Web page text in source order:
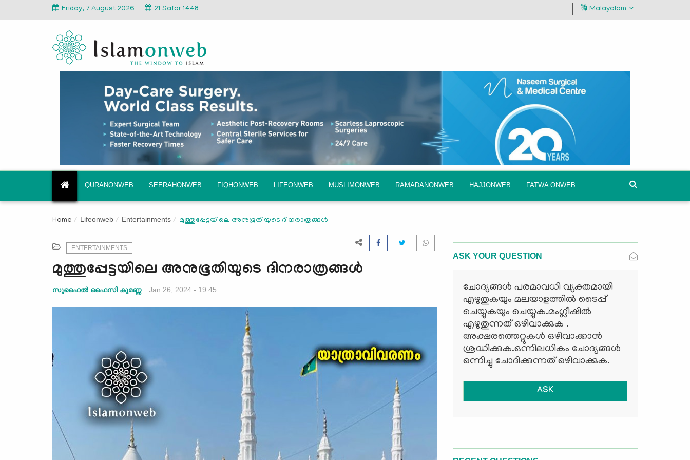
Friday, 7 August 2026 21 Safar 1448 Malayalam
QURANONWEB SEERAHONWEB FIQHONWEB LIFEONWEB MUSLIMONWEB RAMADANONWEB HAJJONWEB FATWA ONWEB
Home Lifeonweb Entertainments മുത്തുപ്പേട്ടയിലെ അനുഭൂതിയുടെ ദിനരാത്രങ്ങള്‍
ENTERTAINMENTS
മുത്തുപ്പേട്ടയിലെ അനുഭൂതിയുടെ ദിനരാത്രങ്ങള്‍
സുഹൈല്‍ ഫൈസി കൂമണ്ണ Jan 26, 2024 - 19:45
ASK YOUR QUESTION
ചോദ്യങ്ങള്‍ പരമാവധി വ്യക്തമായി
എഴുതുകയും മലയാളത്തില്‍ ടൈപ്പ്
ചെയ്യുകയും ചെയ്യുക.മംഗ്ലീഷില്‍
എഴുതുന്നത് ഒഴിവാക്കുക .
അക്ഷരത്തെറ്റുകള്‍ ഒഴിവാക്കാന്‍
ശ്രദ്ധിക്കുക.ഒന്നിലധികം ചോദ്യങ്ങള്‍
ഒന്നിച്ചു ചോദിക്കുന്നത് ഒഴിവാക്കുക.
ASK